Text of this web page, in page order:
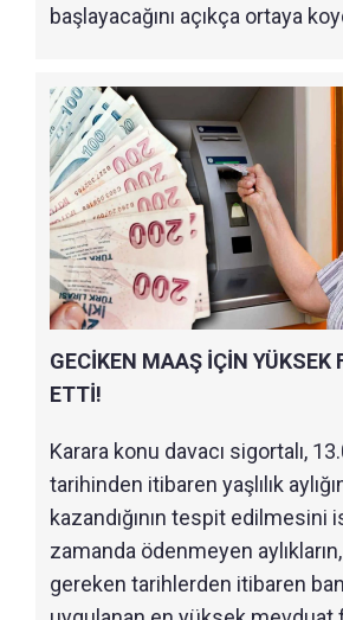
başlayacağını açıkça ortaya
GECİKEN MAAŞ İÇİN YÜKSEK
ETTİ!
Karara konu davacı sigortalı,
tarihinden itibaren yaşlılık
kazandığının tespit edilmesini
zamanda ödenmeyen
gereken tarihlerden itibaren